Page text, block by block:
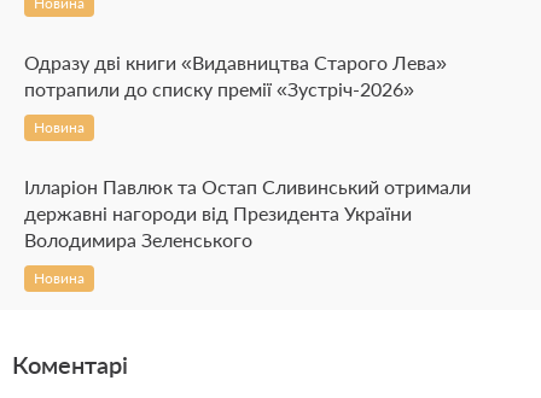
Одразу дві книги «Видавництва Старого Лева»
потрапили до списку премії «Зустріч-2026»
Новина
Ілларіон Павлюк та Остап Сливинський отримали
державні нагороди від Президента України
Володимира Зеленського
Новина
Коментарі